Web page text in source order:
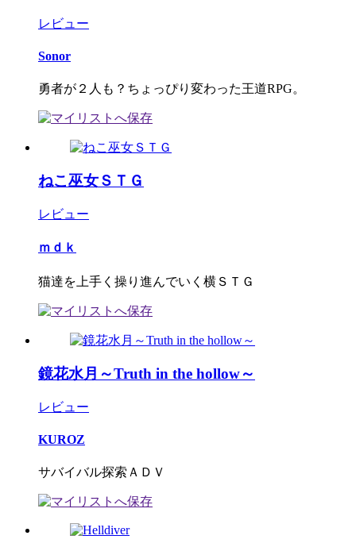
レビュー
Sonor
勇者が２人も？ちょっぴり変わった王道RPG。
ねこ巫女ＳＴＧ
レビュー
ｍｄｋ
猫達を上手く操り進んでいく横ＳＴＧ
鏡花水月～Truth in the hollow～
レビュー
KUROZ
サバイバル探索ＡＤＶ